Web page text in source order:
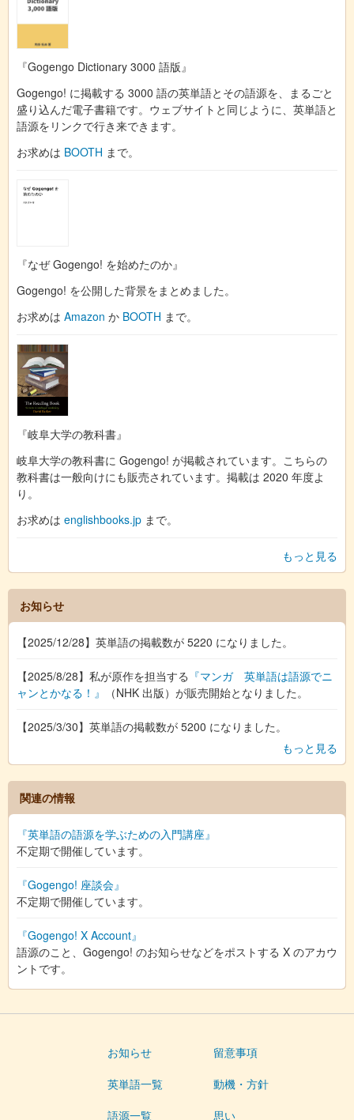
『Gogengo Dictionary 3000 語版』
Gogengo! に掲載する 3000 語の英単語とその語源を、まるごと
盛り込んだ電子書籍です。ウェブサイトと同じように、英単語と
語源をリンクで行き来できます。
お求めは BOOTH まで。
『なぜ Gogengo! を始めたのか』
Gogengo! を公開した背景をまとめました。
お求めは Amazon か BOOTH まで。
『岐阜大学の教科書』
岐阜大学の教科書に Gogengo! が掲載されています。こちらの
教科書は一般向けにも販売されています。掲載は 2020 年度よ
り。
お求めは englishbooks.jp まで。
もっと見る
お知らせ
【2025/12/28】英単語の掲載数が 5220 になりました。
【2025/8/28】私が原作を担当する 『マンガ 英単語は語源でニ
ャンとかなる！』
（NHK 出版）が販売開始となりました。
【2025/3/30】英単語の掲載数が 5200 になりました。
もっと見る
関連の情報
『英単語の語源を学ぶための入門講座』
不定期で開催しています。
『Gogengo! 座談会』
不定期で開催しています。
『Gogengo! X Account』
語源のこと、Gogengo! のお知らせなどをポストする X のアカウ
ントです。
お知らせ
英単語一覧
語源一覧
留意事項
動機・方針
思い